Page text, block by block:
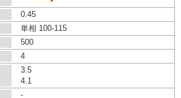
0.45
単相 100-115
500
4
3.5
4.1
-